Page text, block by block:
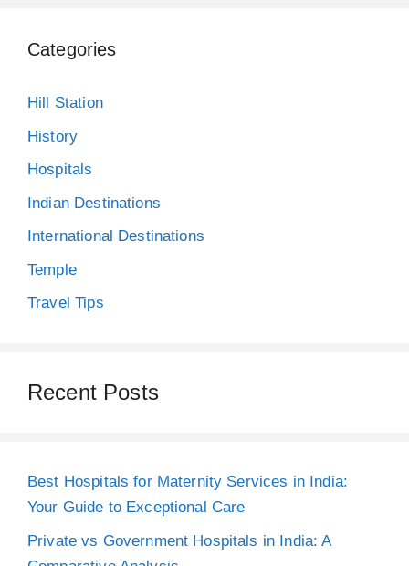
Categories
Hill Station
History
Hospitals
Indian Destinations
International Destinations
Temple
Travel Tips
Recent Posts
Best Hospitals for Maternity Services in India:
Your Guide to Exceptional Care
Private vs Government Hospitals in India: A